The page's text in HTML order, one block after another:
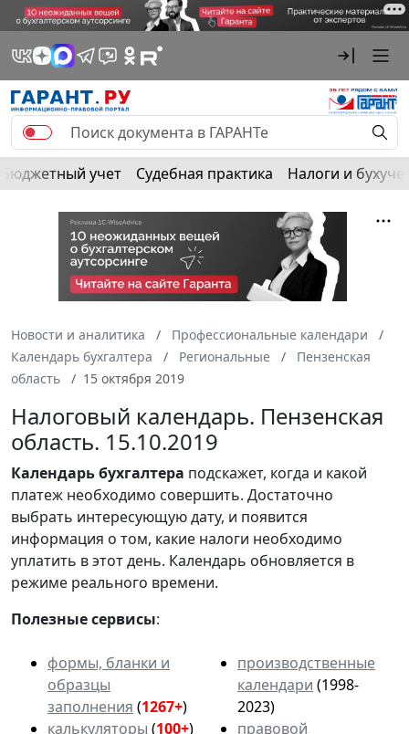
Бюджетный учет Судебная практика Налоги и
Новости и аналитика
Профессиональные календари
Календарь бухгалтера
Региональные
Пензенская
область
15 октября 2019
Налоговый календарь. Пензенская
область. 15.10.2019
Календарьбухгалтера подскажет, когда и какой
платеж необходимо совершить. Достаточно
выбрать интересующую дату, и появится
информация о том, какие налоги необходимо
уплатить в этот день. Календарь обновляется в
режиме реального времени.
Полезные сервисы:
формы, бланки и
образцы
заполнения (1267+)
калькуляторы (100+)
производственные
календари (1998-
2023)
правовой